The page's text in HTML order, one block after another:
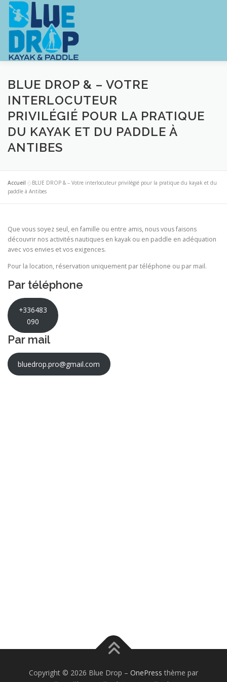
Aller
contenu
ACCUEIL LOCATION
STAGE JEUNE CONTACTS
BLUE DROP & – VOTRE
INTERLOCUTEUR
PRIVILÉGIÉ POUR LA PRATIQUE
DU KAYAK ET DU PADDLE À
ANTIBES
Accueil »BLUE DROP & – Votre interlocuteur privilégié pour la pratique du kayak et du
paddle à Antibes
Que vous soyez seul, en famille ou entre amis, nous vous faisons
découvrir nos activités nautiques en kayak ou en paddle en adéquation
avec vos envies et vos exigences.
Pour la location, réservation uniquement par téléphone ou par mail.
Par téléphone
+336483
090
Par mail
bluedrop.pro@gmail.com
Copyright © 2026 Blue Drop – OnePress thème par